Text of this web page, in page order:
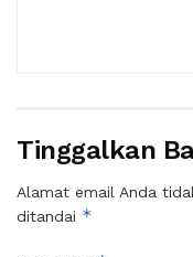
Tinggalkan
Alamat email Anda
ditandai *